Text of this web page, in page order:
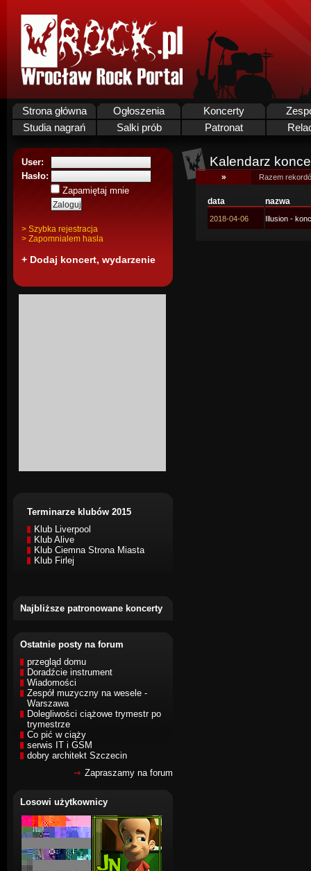
Strona główna Ogłoszenia Koncerty
Studia nagrań
Salki prób Patronat
User:
Hasło:
Zapamiętaj mnie
> Szybka rejestracja
> Zapomnialem hasla
+ Dodaj koncert, wydarzenie
Terminarze klubów 2015
Klub Liverpool
Klub Alive
Klub Ciemna Strona Miasta
Klub Firlej
Najbliższe patronowane koncerty
Ostatnie posty na forum
przegląd domu
Doradźcie instrument
Wiadomości
Zespół muzyczny na wesele -
Warszawa
Dolegliwości ciążowe trymestr po
trymestrze
Co pić w ciąży
serwis IT i GSM
dobry architekt Szczecin
Zapraszamy na forum
Losowi użytkownicy
Kalendarz
» Razem
data nazwa
2018-04-06 Illusion -